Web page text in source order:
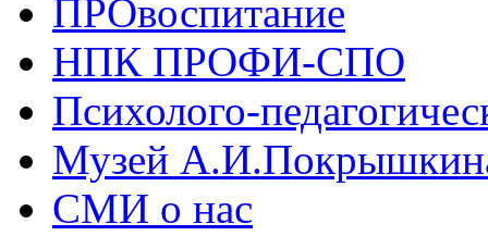
ПРОвоспитание
НПК ПРОФИ-СПО
Психолого-
Музей
СМИ о нас